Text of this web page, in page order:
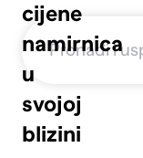
cijene
namirnica
u
svojoj
blizini